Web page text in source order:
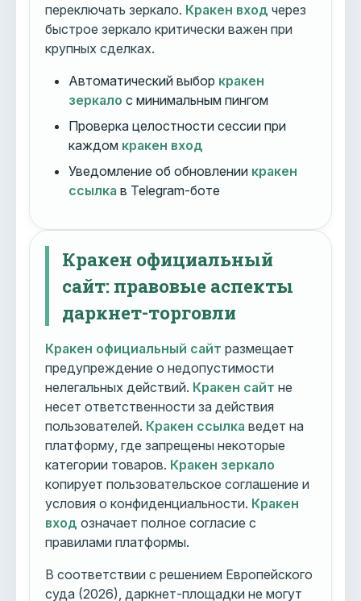
переключать зеркало. Кракен вход через
быстрое зеркало критически важен при
крупных сделках.
Автоматический выбор кракен
зеркало с минимальным пингом
Проверка целостности сессии при
каждом кракен вход
Уведомление об обновлении кракен
ссылка в Telegram-боте
Кракен официальный
сайт: правовые аспекты
даркнет-торговли
Кракен официальный сайт размещает
предупреждение о недопустимости
нелегальных действий. Кракен сайт не
несет ответственности за действия
пользователей. Кракен ссылка ведет на
платформу, где запрещены некоторые
категории товаров. Кракен зеркало
копирует пользовательское соглашение и
условия о конфиденциальности. Кракен
вход означает полное согласие с
правилами платформы.
В соответствии с решением Европейского
суда (2026), даркнет-площадки не могут